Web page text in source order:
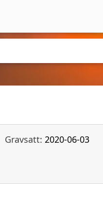
Gravsatt: 2020-06-03